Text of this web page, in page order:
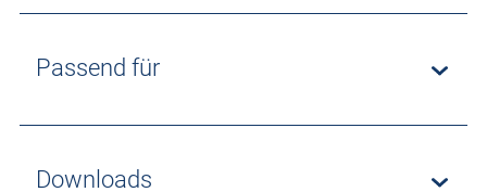
Passend für
Downloads